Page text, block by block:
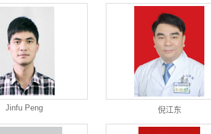
Jinfu Peng 倪江东